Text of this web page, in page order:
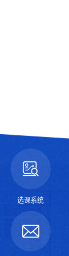
选课系统